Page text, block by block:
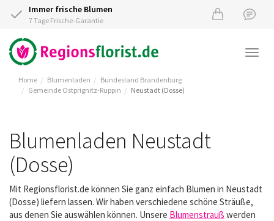
Immer frische Blumen
7 Tage Frische-Garantie
Home Blumenladen
Bundesland Brandenburg
Gemeinde Ostprignitz-Ruppin
Neustadt (Dosse)
Blumenladen Neustadt
(Dosse)
Mit Regionsflorist.de können Sie ganz einfach Blumen in Neustadt
(Dosse) liefern lassen. Wir haben verschiedene schöne Sträuße,
aus denen Sie auswählen können. Unsere Blumenstrauß werden